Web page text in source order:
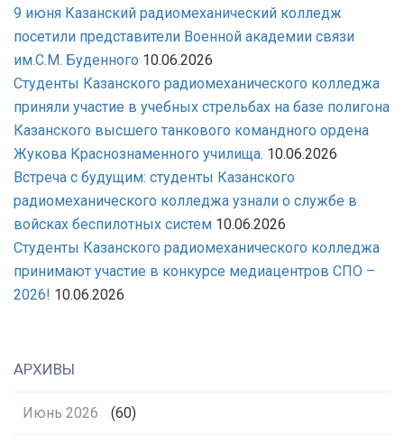
9 июня Казанский радиомеханический колледж
посетили представители Военной академии связи
им.С.М. Буденного 10.06.2026
Студенты Казанского радиомеханического колледжа
приняли участие в учебных стрельбах на базе полигона
Казанского высшего танкового командного ордена
Жукова Краснознаменного училища. 10.06.2026
Встреча с будущим: студенты Казанского
радиомеханического колледжа узнали о службе в
войсках беспилотных систем 10.06.2026
Студенты Казанского радиомеханического колледжа
принимают участие в конкурсе медиацентров СПО –
2026! 10.06.2026
АРХИВЫ
Июнь 2026 (60)